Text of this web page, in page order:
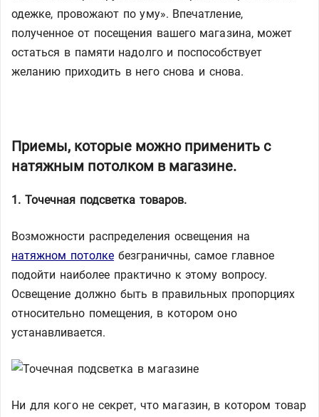
одежке, провожают по уму». Впечатление,
полученное от посещения вашего магазина, может
остаться в памяти надолго и поспособствует
желанию приходить в него снова и снова.
Приемы, которые можно применить с
натяжным потолком в магазине.
1. Точечная подсветка товаров.
Возможности распределения освещения на
натяжном потолке безграничны, самое главное
подойти наиболее практично к этому вопросу.
Освещение должно быть в правильных пропорциях
относительно помещения, в котором оно
устанавливается.
Ни для кого не секрет, что магазин, в котором товар